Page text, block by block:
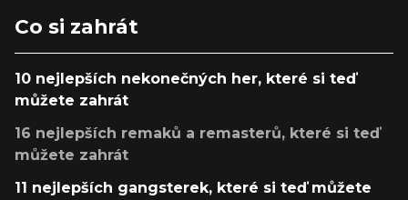
Co si zahrát
10 nejlepších nekonečných her, které si teď
můžete zahrát
16 nejlepších remaků a remasterů, které si teď
můžete zahrát
11 nejlepších gangsterek, které si teď můžete